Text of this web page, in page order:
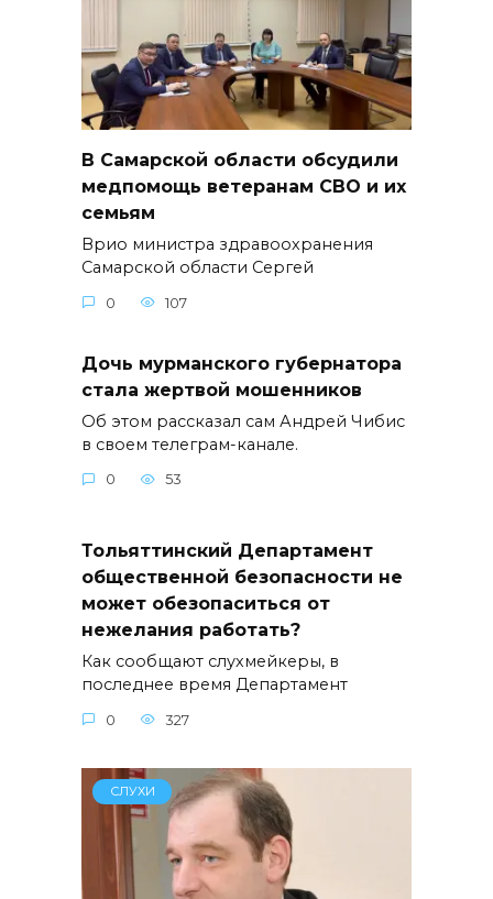
В Самарской области обсудили
медпомощь ветеранам СВО и их
семьям
Врио министра здравоохранения
Самарской области Сергей
0 107
Дочь мурманского губернатора
стала жертвой мошенников
Об этом рассказал сам Андрей Чибис
в своем телеграм-канале.
0 53
Тольяттинский Департамент
общественной безопасности не
может обезопаситься от
нежелания работать?
Как сообщают слухмейкеры, в
последнее время Департамент
0 327
СЛУХИ